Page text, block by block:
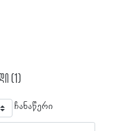
(1)
ჩანაწერი